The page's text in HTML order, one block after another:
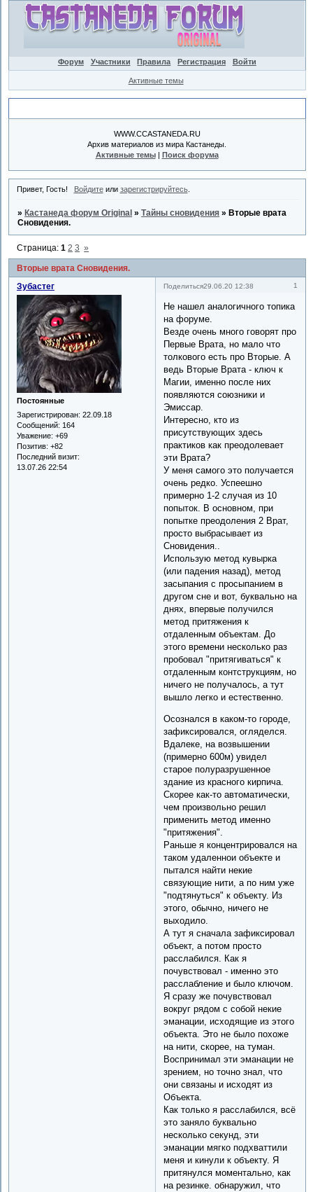
Форум Участники Правила Регистрация Войти
Активные темы
WWW.CCASTANEDA.RU
Архив материалов из мира Кастанеды.
Активные темы| Поиск форума
Привет, Гость! Войдитеили зарегистрируйтесь.
» Кастанеда форум Original »Тайны сновидения » Вторые врата
Сновидения.
Вторые врата Сновидения.
Страница:1 2 3 »
Поделиться 1
29.06.20 12:38
Зубастег
Постоянные
Зарегистрирован: 22.09.18
Сообщений: 164
Уважение: +69
Позитив: +82
Последний визит:
13.07.26 22:54
Не нашел аналогичного топика
на форуме.
Везде очень много говорят про
Первые Врата, но мало что
толкового есть про Вторые. А
ведь Вторые Врата - ключ к
Магии, именно после них
появляются союзники и
Эмиссар.
Интересно, кто из
присутствующих здесь
практиков как преодолевает
эти Врата?
У меня самого это получается
очень редко. Успеешно
примерно 1-2 случая из 10
попыток. В основном, при
попытке преодоления 2 Врат,
просто выбрасывает из
Сновидения..
Использую метод кувырка
(или падения назад), метод
засыпания с просыпанием в
другом сне и вот, буквально на
днях, впервые получился
метод притяжения к
отдаленным объектам. До
этого времени несколько раз
пробовал "притягиваться" к
отдаленным контструкциям, но
ничего не получалось, а тут
вышло легко и естественно.
Осознался в каком-то городе,
зафиксировался, огляделся.
Вдалеке, на возвышении
(примерно 600м) увидел
старое полуразрушенное
здание из красного кирпича.
Скорее как-то автоматически,
чем произвольно решил
применить метод именно
"притяжения".
Раньше я концентрировался на
таком удаленнои объекте и
пытался найти некие
связующие нити, а по ним уже
"подтянуться" к объекту. Из
этого, обычно, ничего не
выходило.
А тут я сначала зафиксировал
объект, а потом просто
расслабился. Как я
почувствовал - именно это
расслабление и было ключом.
Я сразу же почувствовал
вокруг рядом с собой некие
эманации, исходящие из этого
объекта. Это не было похоже
на нити, скорее, на туман.
Воспринимал эти эманации не
зрением, но точно знал, что
они связаны и исходят из
Объекта.
Как только я расслабился, всё
это заняло буквально
несколько секунд, эти
эманации мягко подхваттили
меня и кинули к объекту. Я
притянулся моментально, как
на резинке. обнаружил, что